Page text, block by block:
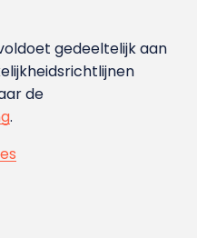
gedeeltelijk aan
de
.